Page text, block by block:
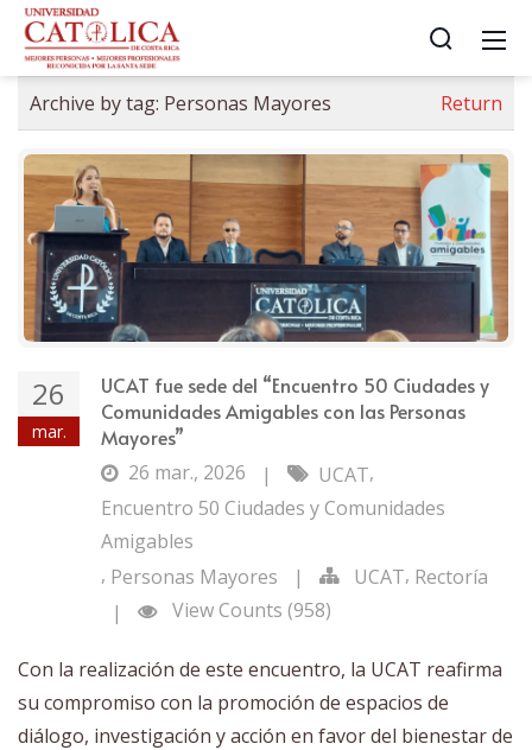
Archive by tag: Personas Mayores Return
26
mar.
UCAT fue sede del “Encuentro 50 Ciudades y
Comunidades Amigables con las Personas
Mayores”
26 mar., 2026
| UCAT,
Encuentro 50 Ciudades y Comunidades
Amigables
, Personas Mayores | UCAT, Rectoría
|
View Counts (958)
Con la realización de este encuentro, la UCAT reafirma
su compromiso con la promoción de espacios de
diálogo, investigación y acción en favor del bienestar de